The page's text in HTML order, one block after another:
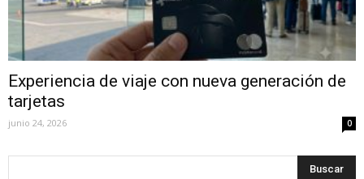
Experiencia de viaje con nueva generación de
tarjetas
junio 24, 2026 0